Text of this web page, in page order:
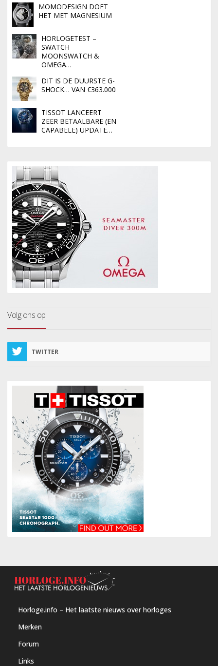
MOMODESIGN DOET
HET MET MAGNESIUM
HORLOGETEST –
SWATCH
MOONSWATCH &
OMEGA…
DIT IS DE DUURSTE G-
SHOCK… VAN €363.000
TISSOT LANCEERT
ZEER BETAALBARE (EN
CAPABELE) UPDATE…
Volg ons op
TWITTER
Horloge.info – Het laatste nieuws over horloges
Merken
Forum
Links